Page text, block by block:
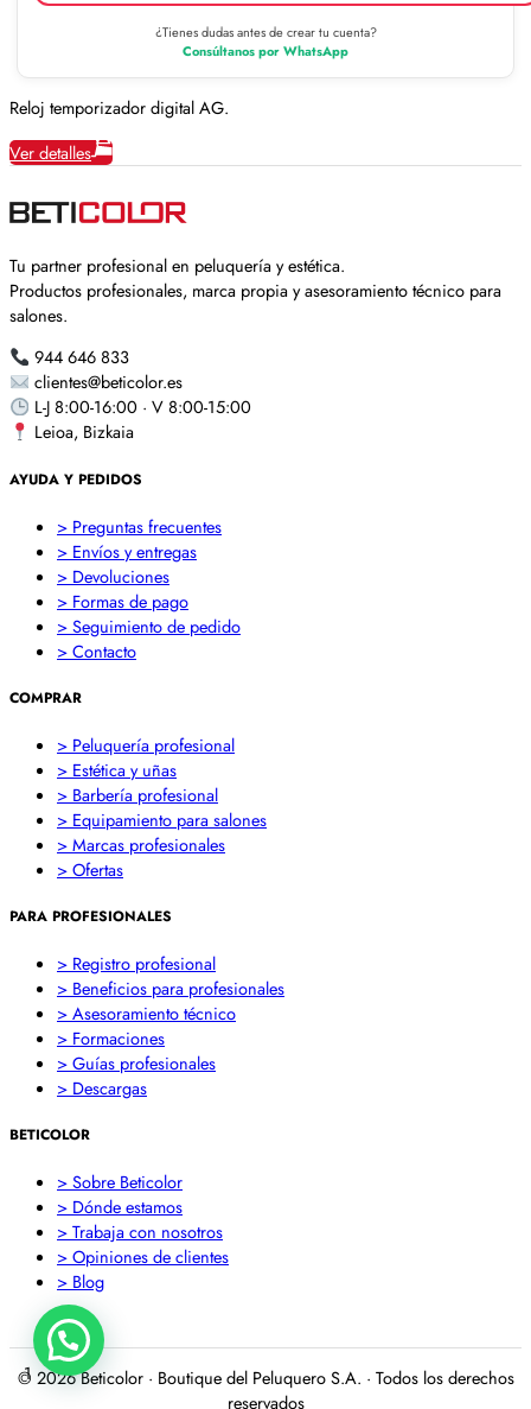
¿Tienes dudas antes de crear tu cuenta?
Consúltanos por WhatsApp
Reloj temporizador digital AG.
Ver detalles
Tu partner profesional en peluquería y estética.
Productos profesionales, marca propia y asesoramiento técnico para
salones.
944 646 833
clientes@beticolor.es
L-J 8:00-16:00 · V 8:00-15:00
Leioa, Bizkaia
AYUDA Y PEDIDOS
> Preguntas frecuentes
> Envíos y entregas
> Devoluciones
> Formas de pago
> Seguimiento de pedido
> Contacto
COMPRAR
> Peluquería profesional
> Estética y uñas
> Barbería profesional
> Equipamiento para salones
> Marcas profesionales
> Ofertas
PARA PROFESIONALES
> Registro profesional
> Beneficios para profesionales
> Asesoramiento técnico
> Formaciones
> Guías profesionales
> Descargas
BETICOLOR
> Sobre Beticolor
> Dónde estamos
> Trabaja con nosotros
> Opiniones de clientes
> Blog
© 2026 Beticolor · Boutique del Peluquero S.A. · Todos los derechos
reservados
1